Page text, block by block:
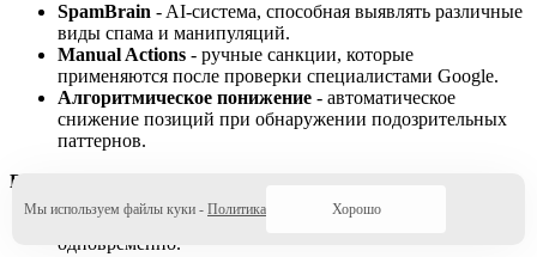
SpamBrain - AI-система, способная выявлять различные
виды спама и манипуляций.
Manual Actions - ручные санкции, которые
применяются после проверки специалистами Google.
Алгоритмическое понижение - автоматическое
снижение позиций при обнаружении подозрительных
паттернов.
Признаки попадания под фильтр:
Резкое падение позиций по многим запросам
одновременно.
Мы используем файлы куки - Политика Хорошо